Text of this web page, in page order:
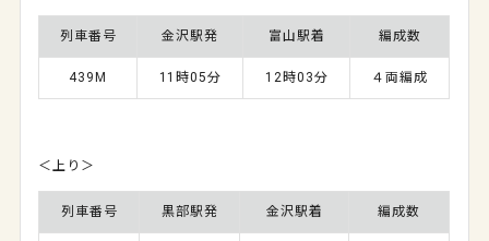
列車番号 金沢駅発 富山駅着 編成数
439M 11時05分 12時03分 ４両編成
＜上り＞
列車番号 黒部駅発 金沢駅着 編成数